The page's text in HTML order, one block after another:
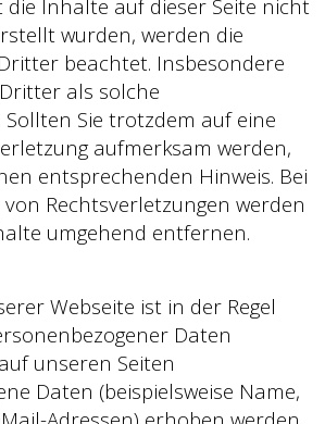
die Inhalte auf dieser Seite nicht
wurden, werden die
beachtet. Insbesondere
als solche
Sollten Sie trotzdem auf eine
aufmerksam werden,
entsprechenden Hinweis. Bei
Rechtsverletzungen werden
umgehend entfernen.
Webseite ist in der Regel
Daten
unseren Seiten
Daten (beispielsweise Name,